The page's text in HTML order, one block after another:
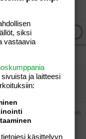
#6
ottanut tuota
siksi
vastaavia
ja laitteesi
käsittelyyn